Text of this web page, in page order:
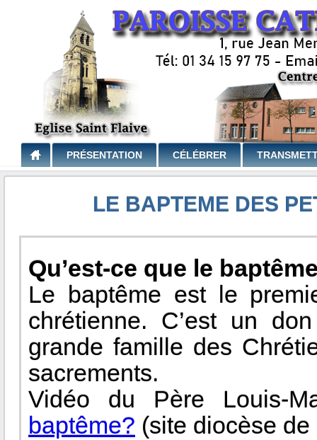
PRÉSENTATION CÉLÉBRER
LE BAPTEME DES
Qu’est-ce que le
Le baptême est le
chrétienne. C’est un
grande famille des
sacrements.
Vidéo du Père Louis-
baptême? (site diocèse